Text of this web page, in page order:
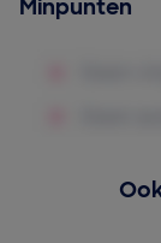
Minpunten